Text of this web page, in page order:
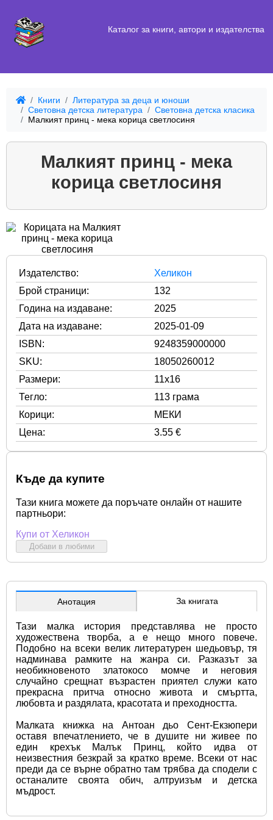
Каталог за книги, автори и издателства
Книги
Литература за деца и юноши
Световна детска литература
Световна детска класика
Малкият принц - мека корица светлосиня
Малкият принц - мека
корица светлосиня
Издателство:
Хеликон
Брой страници:
132
Година на издаване:
2025
Дата на издаване:
2025-01-09
ISBN:
9248359000000
SKU:
18050260012
Размери:
11x16
Тегло:
113 грама
Корици:
МЕКИ
Цена:
3.55 €
Къде да купите
Тази книга можете да поръчате онлайн от нашите
партньори:
Купи от Хеликон
Добави в любими
Анотация За книгата
Тази малка история представлява не просто
художествена творба, а е нещо много повече.
Подобно на всеки велик литературен шедьовър, тя
надминава рамките на жанра си. Разказът за
необикновеното златокосо момче и неговия
случайно срещнат възрастен приятел служи като
прекрасна притча относно живота и смъртта,
любовта и раздялата, красотата и преходността.
Малката книжка на Антоан дьо Сент-Екзюпери
оставя впечатлението, че в душите ни живее по
един крехък Малък Принц, който идва от
неизвестния безкрай за кратко време. Всеки от нас
преди да се върне обратно там трябва да сподели с
останалите своята обич, алтруизъм и детска
мъдрост.